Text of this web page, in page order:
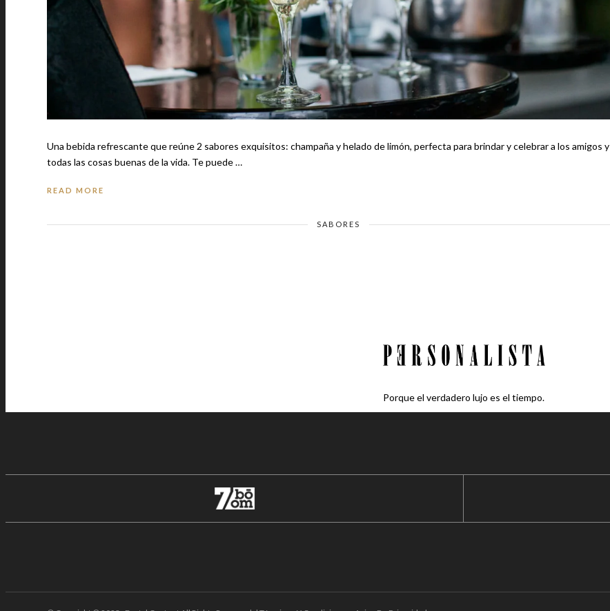
Una bebida refrescante que reúne 2 sabores exquisitos: champaña y helado de limón, perfecta para brindar y celebrar a los amigos y
todas las cosas buenas de la vida. Te puede …
READ MORE
SABORES
Porque el verdadero lujo es el tiempo.